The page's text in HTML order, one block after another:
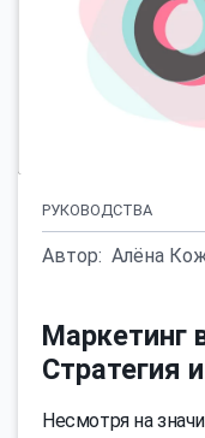
РУКОВОДСТВА
Автор: Алёна
Маркетинг
Стратегия
Несмотря на